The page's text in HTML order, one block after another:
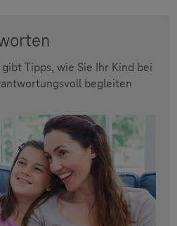
Tipps, wie Sie Ihr Kind bei
begleiten